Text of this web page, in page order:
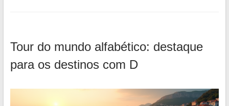
Tour do mundo alfabético: destaque
para os destinos com D